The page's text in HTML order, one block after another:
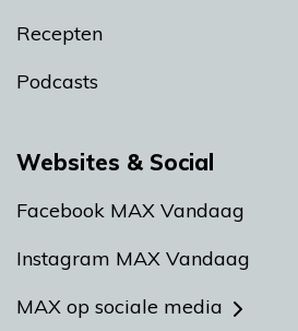
Recepten
Podcasts
Websites & Social
Facebook MAX Vandaag
Instagram MAX Vandaag
MAX op sociale media